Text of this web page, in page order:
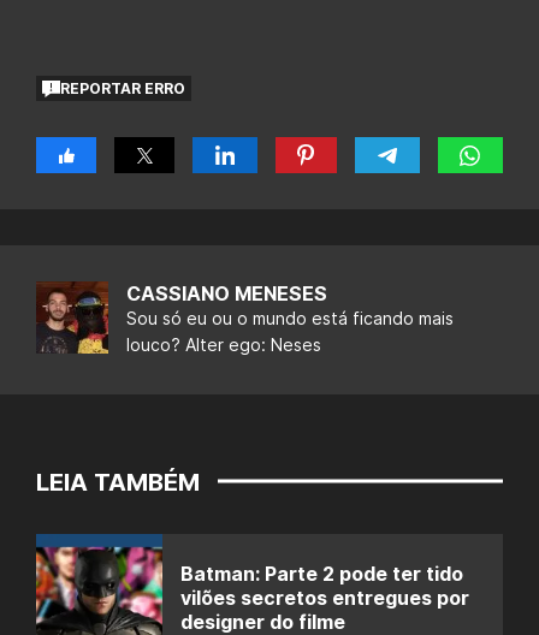
REPORTAR ERRO
CASSIANO MENESES
Sou só eu ou o mundo está ficando mais
louco? Alter ego: Neses
LEIA TAMBÉM
Batman: Parte 2 pode ter tido
vilões secretos entregues por
designer do filme